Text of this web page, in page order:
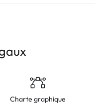
Charte graphique